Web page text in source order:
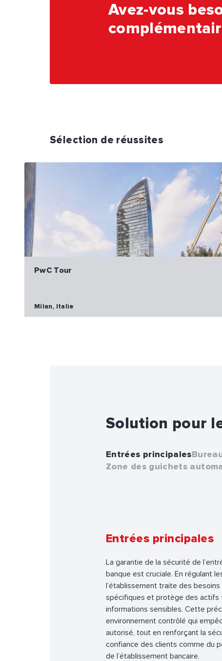
Avez-vous
Sélection de réussites
PwC Tour
Milan, Italie
Solution pour
Entrées principales
Zone des guichets
Entrées principales
La garantie de la sécurité de
banque est cruciale. En régulant
l’établissement traite des
spécifiques et protège des actifs
informations sensibles. Cette
environnement contrôlé qui
autorisé, tout en renforçant la
confiance des clients comme du
de l’établissement bancaire.